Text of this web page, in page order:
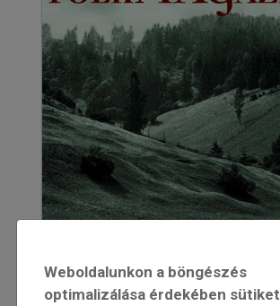
Weboldalunkon a böngészés
optimalizálása érdekében sütiket